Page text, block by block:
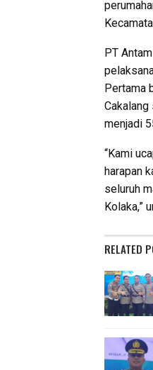
PT
Pertama
menjadi
“Kami
harapan
seluruh
Kolaka,”
RELATED